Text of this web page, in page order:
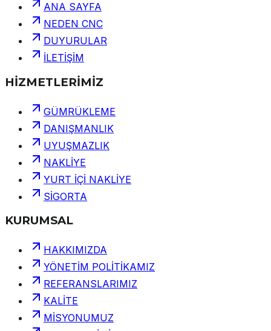
ANA SAYFA
NEDEN CNC
DUYURULAR
İLETİŞİM
HİZMETLERİMİZ
GÜMRÜKLEME
DANIŞMANLIK
UYUŞMAZLIK
NAKLİYE
YURT İÇİ NAKLİYE
SİGORTA
KURUMSAL
HAKKIMIZDA
YÖNETİM POLİTİKAMIZ
REFERANSLARIMIZ
KALİTE
MİSYONUMUZ